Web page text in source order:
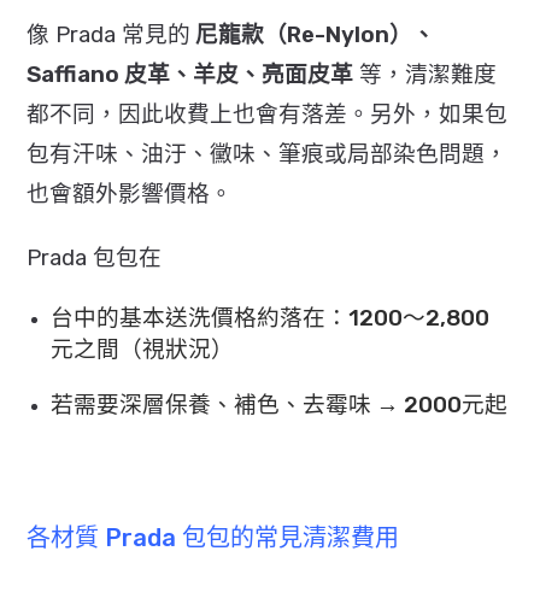
像 Prada 常見的 尼龍款（Re-Nylon）、
Saffiano 皮革、羊皮、亮面皮革 等，清潔難度
都不同，因此收費上也會有落差。另外，如果包
包有汗味、油汙、黴味、筆痕或局部染色問題，
也會額外影響價格。
Prada 包包在
台中的基本送洗價格約落在：1200～2,800
元之間（視狀況）
若需要深層保養、補色、去霉味 → 2000元起
各材質 Prada 包包的常見清潔費用